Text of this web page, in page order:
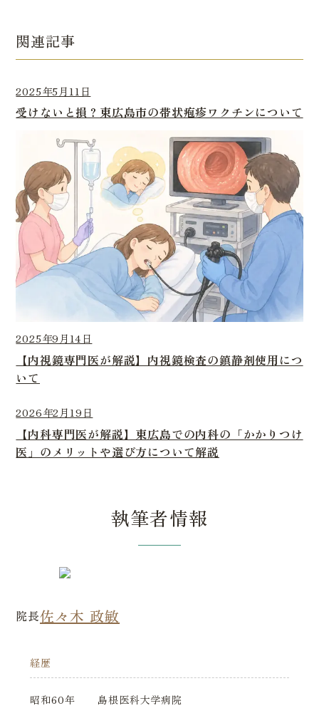
関連記事
2025年5月11日
受けないと損？東広島市の帯状疱疹ワクチンについて
2025年9月14日
【内視鏡専門医が解説】内視鏡検査の鎮静剤使用につ
いて
2026年2月19日
【内科専門医が解説】東広島での内科の「かかりつけ
医」のメリットや選び方について解説
執筆者情報
院長佐々木 政敏
経歴
昭和60年
島根医科大学病院